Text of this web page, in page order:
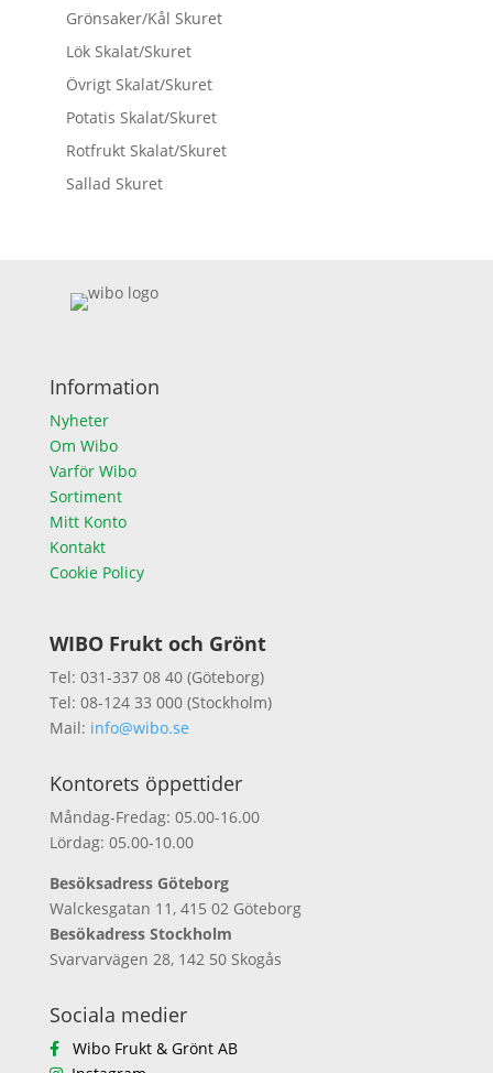
Grönsaker/Kål Skuret
Lök Skalat/Skuret
Övrigt Skalat/Skuret
Potatis Skalat/Skuret
Rotfrukt Skalat/Skuret
Sallad Skuret
Information
Nyheter
Om Wibo
Varför Wibo
Sortiment
Mitt Konto
Kontakt
Cookie Policy
WIBO Frukt och Grönt
Tel: 031-337 08 40 (Göteborg)
Tel: 08-124 33 000 (Stockholm)
Mail: info@wibo.se
Kontorets öppettider
Måndag-Fredag: 05.00-16.00
Lördag: 05.00-10.00
Besöksadress Göteborg
Walckesgatan 11, 415 02 Göteborg
Besökadress Stockholm
Svarvarvägen 28, 142 50 Skogås
Sociala medier
Wibo Frukt & Grönt AB